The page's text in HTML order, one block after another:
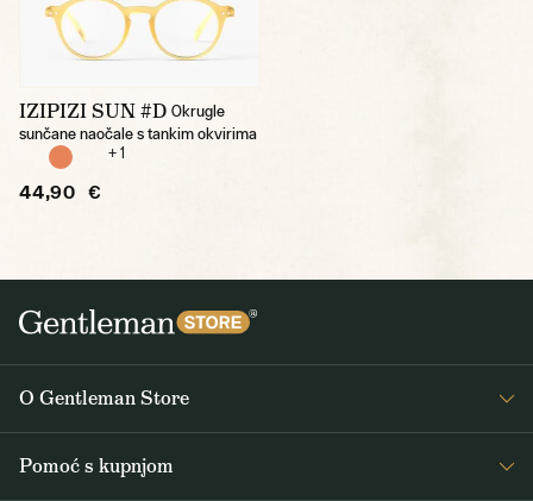
IZIPIZI SUN #D Okrugle
sunčane naočale s tankim okvirima
+ 1
44,90 €
O Gentleman Store
Pomoć s kupnjom